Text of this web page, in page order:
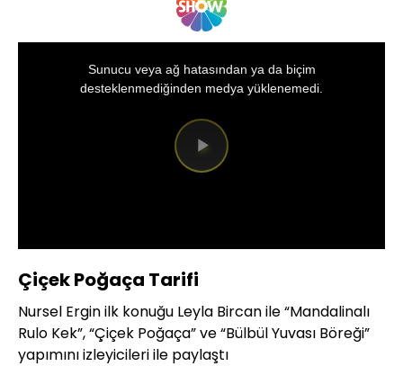
Videoyu
Sunucu veya ağ hatasından ya da biçim
desteklenmediğinden medya yüklenemedi.
Çiçek Poğaça Tarifi
Nursel Ergin ilk konuğu Leyla Bircan ile “Mandalinalı
Rulo Kek”, “Çiçek Poğaça” ve “Bülbül Yuvası Böreği”
yapımını izleyicileri ile paylaştı